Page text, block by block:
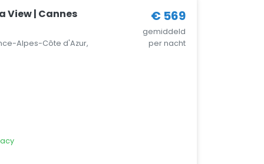
View | Cannes
Alpes-Côte d'Azur,
€ 569
gemiddeld
per nacht